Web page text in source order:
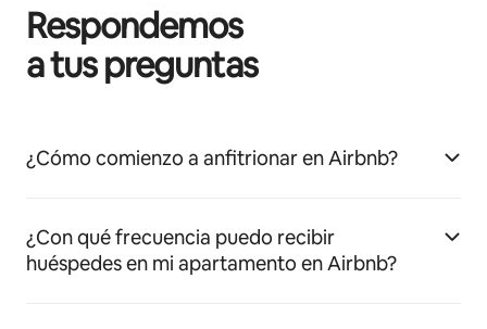
Respondemos
a tus preguntas
¿Cómo comienzo a anfitrionar en Airbnb?
¿Con qué frecuencia puedo recibir
huéspedes en mi apartamento en Airbnb?